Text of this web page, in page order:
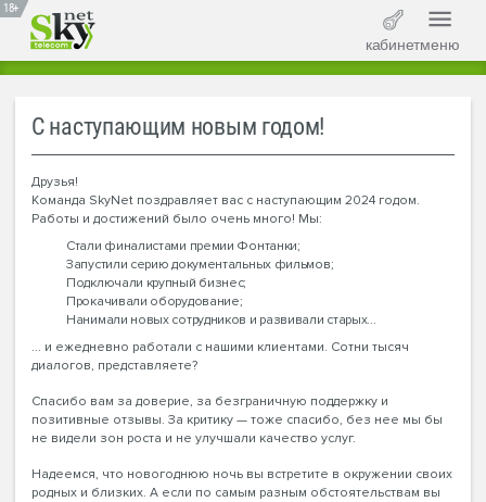
18+
кабинетменю
С наступающим новым годом!
Друзья!
Команда SkyNet поздравляет вас с наступающим 2024 годом.
Работы и достижений было очень много! Мы:
Стали финалистами премии Фонтанки;
Запустили серию документальных фильмов;
Подключали крупный бизнес;
Прокачивали оборудование;
Нанимали новых сотрудников и развивали старых...
... и ежедневно работали с нашими клиентами. Сотни тысяч
диалогов, представляете?
Спасибо вам за доверие, за безграничную поддержку и
позитивные отзывы. За критику — тоже спасибо, без нее мы бы
не видели зон роста и не улучшали качество услуг.
Надеемся, что новогоднюю ночь вы встретите в окружении своих
родных и близких. А если по самым разным обстоятельствам вы